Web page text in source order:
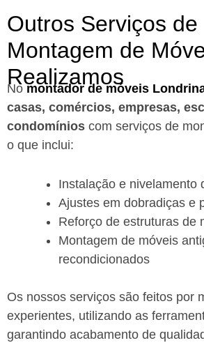
Outros Serviços de
Montagem de
Realizamos
No montador de móveis
casas, comércios, empresas,
condomínios com serviços de
o que inclui:
Instalação e nivelamento
Ajustes em dobradiças e
Reforço de estruturas de
Montagem de móveis
recondicionados
Os nossos serviços são feitos por
experientes, utilizando as
garantindo acabamento de